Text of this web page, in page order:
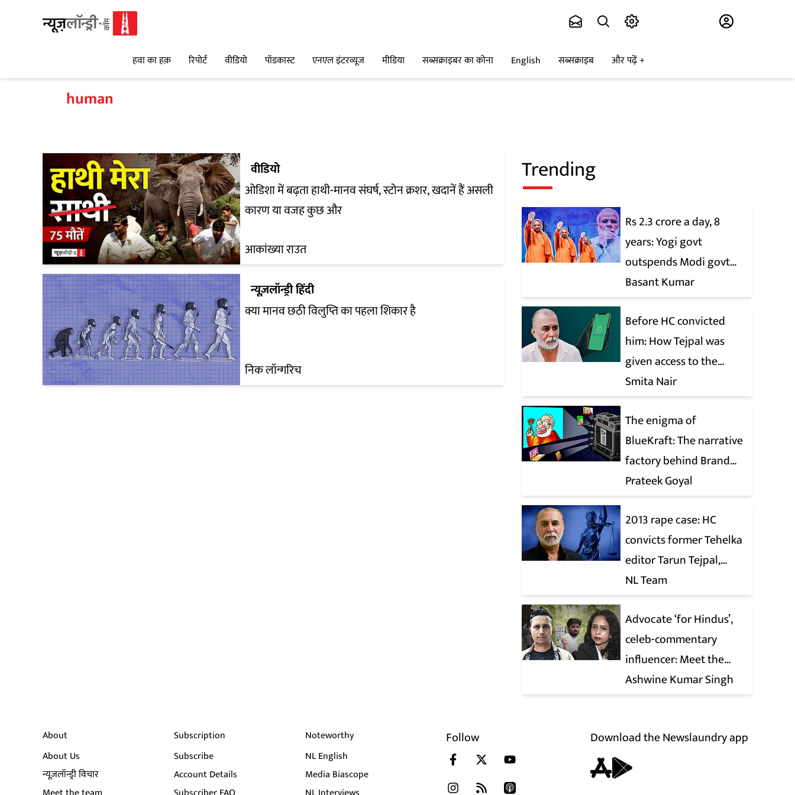
हवा का हक़ रिपोर्ट वीडियो पॉडकास्ट एनएल इंटरव्यूज मीडिया सब्सक्राइबर का कोना English सब्सक्राइब और पढ़ें
human
वीडियो
ओडिशा में बढ़ता हाथी-मानव संघर्ष, स्टोन क्रशर, खदानें हैं असली
कारण या वजह कुछ और
आकांख्या राउत
न्यूज़लॉन्ड्री हिंदी
क्या मानव छठी विलुप्ति का पहला शिकार है
निक लॉन्गरिच
Trending
Rs 2.3 crore a day, 8
years: Yogi govt
outspends Modi govt
when it comes to ads
Basant Kumar
Before HC convicted
him: How Tejpal was
given access to the
victim’s personal chats
to build his defence
Smita Nair
The enigma of
BlueKraft: The narrative
factory behind Brand
Modi
Prateek Goyal
2013 rape case: HC
convicts former Tehelka
editor Tarun Tejpal,
reverses 2021 acquittal
NL Team
Advocate ‘for Hindus’,
celeb-commentary
influencer: Meet the
latest complainants
against CJP
Ashwine Kumar Singh
About
About Us
न्यूज़लॉन्ड्री विचार
Subscription
Subscribe
Account Details
Noteworthy
NL English
Media Biascope
Follow Download the Newslaundry app